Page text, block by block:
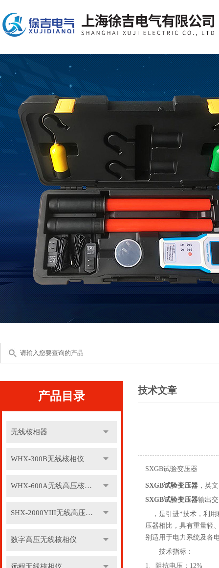
产品目录
无线核相器
WHX-300B无线核相仪
WHX-600A无线高压核相仪
SHX-2000YIII无线高压核相仪
数字高压无线核相仪
技术文章
SXGB试验变压器
SXGB试验变压器 ，英
SXGB试验变压器输出
，是引进*技术，利
压器相比，具有重量轻
别适用于电力系统及各
技术指标：
1、阻抗电压：12%